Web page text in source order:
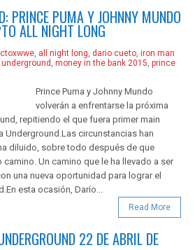
PRINCE PUMA Y JOHNNY MUNDO
ALL NIGHT LONG
all night long dario cueto iron man
underground money in the bank 2015 prince
Prince Puma y Johnny Mundo
volverán a enfrentarse la próxima
repitiendo el que fuera primer main
Underground.Las circunstancias han
diluido, sobre todo después de que
Un camino que le ha llevado a ser
una nueva oportunidad para lograr el
esta ocasión, Darío...
Read More
22 DE ABRIL DE